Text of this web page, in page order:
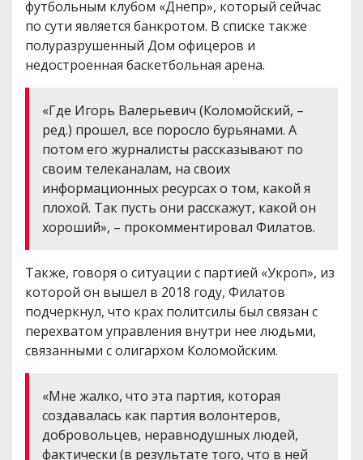
футбольным клубом «Днепр», который сейчас
по сути является банкротом. В списке также
полуразрушенный Дом офицеров и
недостроенная баскетбольная арена.
«Где Игорь Валерьевич (Коломойский, –
ред.) прошел, все поросло бурьянами. А
потом его журналисты рассказывают по
своим телеканалам, на своих
информационных ресурсах о том, какой я
плохой. Так пусть они расскажут, какой он
хороший», – прокомментировал Филатов.
Также, говоря о ситуации с партией «Укроп», из
которой он вышел в 2018 году, Филатов
подчеркнул, что крах политсилы был связан с
перехватом управления внутри нее людьми,
связанными с олигархом Коломойским.
«Мне жалко, что эта партия, которая
создавалась как партия волонтеров,
добровольцев, неравнодушных людей,
фактически (в результате того, что в ней